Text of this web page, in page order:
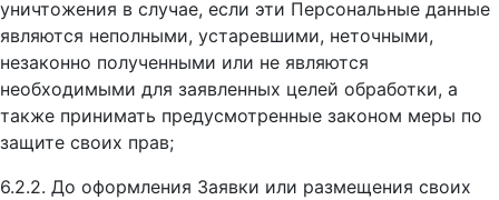
уничтожения в случае, если эти Персональные данные
являются неполными, устаревшими, неточными,
незаконно полученными или не являются
необходимыми для заявленных целей обработки, а
также принимать предусмотренные законом меры по
защите своих прав;
6.2.2. До оформления Заявки или размещения своих